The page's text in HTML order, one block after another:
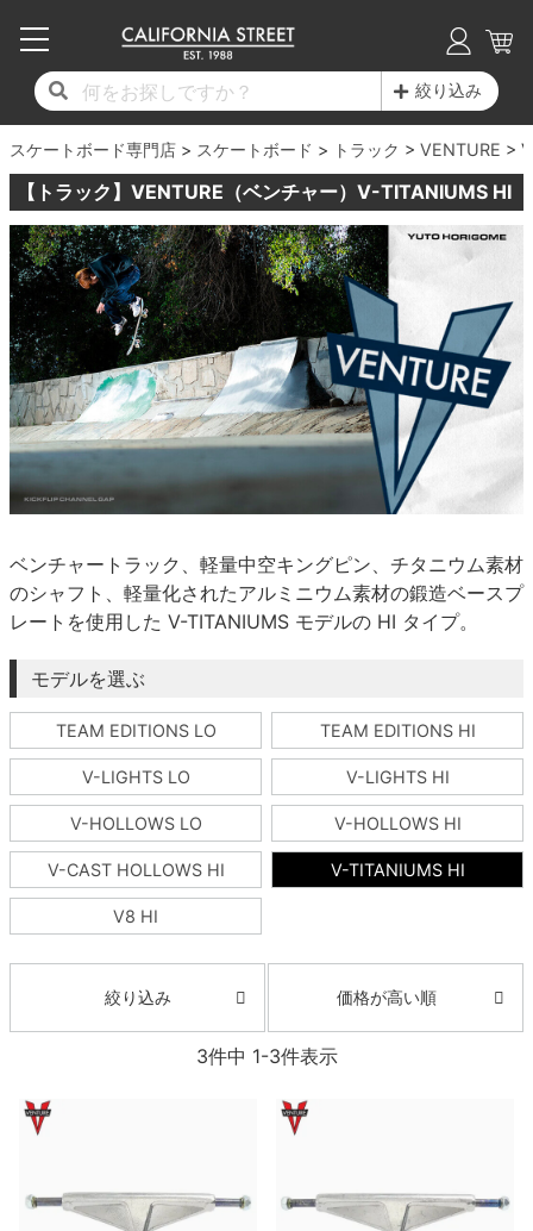
絞り込み
スケートボード専門店 スケートボード トラック VENTURE
【トラック】VENTURE（ベンチャー）V-TITANIUMS HI
ベンチャートラック、軽量中空キングピン、チタニウム素材
のシャフト、軽量化されたアルミニウム素材の鍛造ベースプ
レートを使用した V-TITANIUMS モデルの HI タイプ。
モデルを選ぶ
TEAM EDITIONS LO TEAM EDITIONS HI
V-LIGHTS LO V-LIGHTS HI
V-HOLLOWS LO V-HOLLOWS HI
V-CAST HOLLOWS HI V-TITANIUMS HI
V8 HI
絞り込み 価格が高い順
3件中 1-3件表示
17時までのご注文は当日発送！
11,000円以上で送料無料！
毎月1日はポイント5倍！10日と20日は3倍！
コンプリートセット（完成品）
デッキ
17時までのご注文は当日発送！
11,000円以上で送料無料！
毎月1日はポイント5倍！10日と20日は3倍！
デッキ新着一覧
デッキブランド一覧（全てのデッキ）
サイズからデッキを選ぶ
子供用デッキ
7.0inch以下
7.2inch
7.3inch
7.5inch
7.6inch
7.7inch
7.8inch
7.9inch
8.0inch
8.2inch
8.3inch
8.4inch
8.5inch
8.8inch
トラック
17時までのご注文は当日発送！
11,000円以上で送料無料！
毎月1日はポイント5倍！10日と20日は3倍！
トラック新着一覧
トラックブランド一覧（全てのトラック）
適合デッキサイズから選ぶ
7.0inch以下
7.2inch
7.3inch
7.5inch
7.6inch
7.7inch
7.8inch
7.9inch
8.0inch
8.1inch
8.3inch
8.4inch
8.5inch
8.6inch
8.9inch
ウィール
17時までのご注文は当日発送！
11,000円以上で送料無料！
毎月1日はポイント5倍！10日と20日は3倍！
ウィール新着一覧
ウィールブランド一覧（全てのウィール）
ウィールをサイズから選ぶ
50mm
51mm
52mm
53mm
54mm
55mm
56mm
57mm
58mm
59mm
62mm
63mm
64mm
65mm
75mm
スピットファイヤー F4（フォーミュラフォ
ー）
ボーンズ XF（エックスフォーミュラ）
パウエルペラルタ DF（ドラゴンフォーミュ
ラ）
ソフトウィール（クルーザー）
ベアリング
デッキテープ
ボルト
ヘルメット・パッド
練習用アイテム（初心者におすすめ）
スケートケース・バッグ
17時までのご注文は当日発送！
11,000円以上で送料無料！
毎月1日はポイント5倍！10日と20日は3倍！
シューズ新着一覧
シューズブランド一覧
シューズをサイズから選ぶ
20cm
21cm
22cm
22.5cm
23cm
23.5cm
24cm
24.5cm
25cm
25.5cm
26.5cm
27cm
27.5cm
28cm
29.5cm
サンダル
インソール
シューレース・その他
17時までのご注文は当日発送！
11,000円以上で送料無料！
毎月1日はポイント5倍！10日と20日は3倍！
Tシャツ
ロングスリーブTシャツ
ジャケット
パーカー
トレーナー・セーター
パンツ
ショーツ
半袖シャツ
キャップ
ソックス
17時までのご注文は当日発送！
11,000円以上で送料無料！
毎月1日はポイント5倍！10日と20日は3倍！
最新ブログ一覧
カテゴリー
17時までのご注文は当日発送！
11,000円以上で送料無料！
毎月1日はポイント5倍！10日と20日は3倍！
初心者の方へ
商品情報
徹底解析
スタッフおすすめアイテム
ブランド紹介
INFO
スケートパーク情報
17時までのご注文は当日発送！
11,000円以上で送料無料！
毎月1日はポイント5倍！10日と20日は3倍！
店舗情報
ショップライダー紹介
スタッフ紹介
カリフォルニアストリートの歴史
求人情報
プライバシーポリシー
特定商取引法に基づく表記